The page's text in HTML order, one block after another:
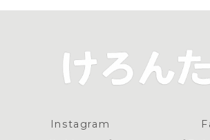
Instagram